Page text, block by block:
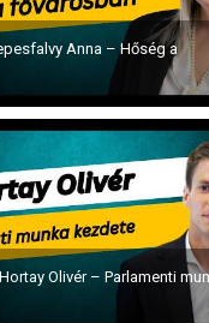
Anna – Hőség a
Olivér – Parlamenti